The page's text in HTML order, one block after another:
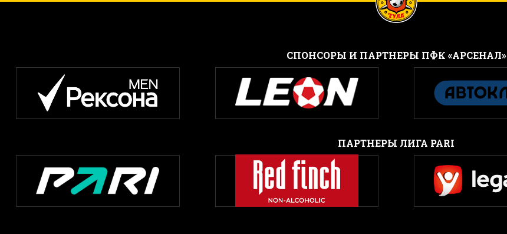
CПОНСОРЫ И ПАРТНЕРЫ ПФК «АРСЕНАЛ»
ПАРТНЕРЫ ЛИГА PARI